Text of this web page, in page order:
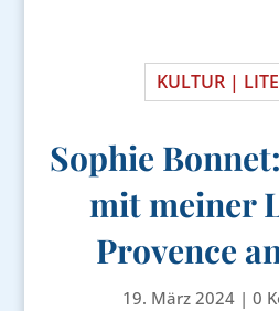
KULTUR |
Sophie
mit meiner
Provence
19. März 2024 |0